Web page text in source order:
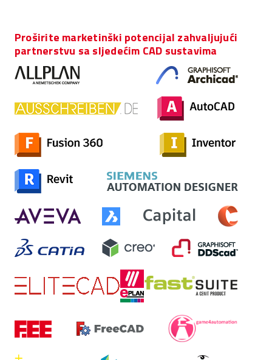
Proširite marketinški potencijal zahvaljujući
partnerstvu sa sljedećim CAD sustavima